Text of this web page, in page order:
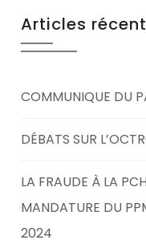
Articles
COMMUNIQUE DU
DÉBATS SUR
LA FRAUDE À LA
MANDATURE DU
2024